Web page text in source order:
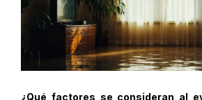
¿Qué factores se consideran al